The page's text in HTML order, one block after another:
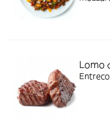
Lomo